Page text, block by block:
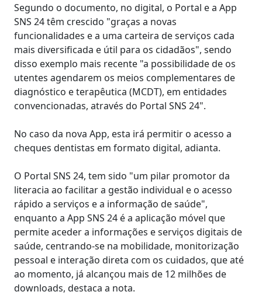
Segundo o documento, no digital, o Portal e a App
SNS 24 têm crescido "graças a novas
funcionalidades e a uma carteira de serviços cada
mais diversificada e útil para os cidadãos", sendo
disso exemplo mais recente "a possibilidade de os
utentes agendarem os meios complementares de
diagnóstico e terapêutica (MCDT), em entidades
convencionadas, através do Portal SNS 24".
No caso da nova App, esta irá permitir o acesso a
cheques dentistas em formato digital, adianta.
O Portal SNS 24, tem sido "um pilar promotor da
literacia ao facilitar a gestão individual e o acesso
rápido a serviços e a informação de saúde",
enquanto a App SNS 24 é a aplicação móvel que
permite aceder a informações e serviços digitais de
saúde, centrando-se na mobilidade, monitorização
pessoal e interação direta com os cuidados, que até
ao momento, já alcançou mais de 12 milhões de
downloads, destaca a nota.